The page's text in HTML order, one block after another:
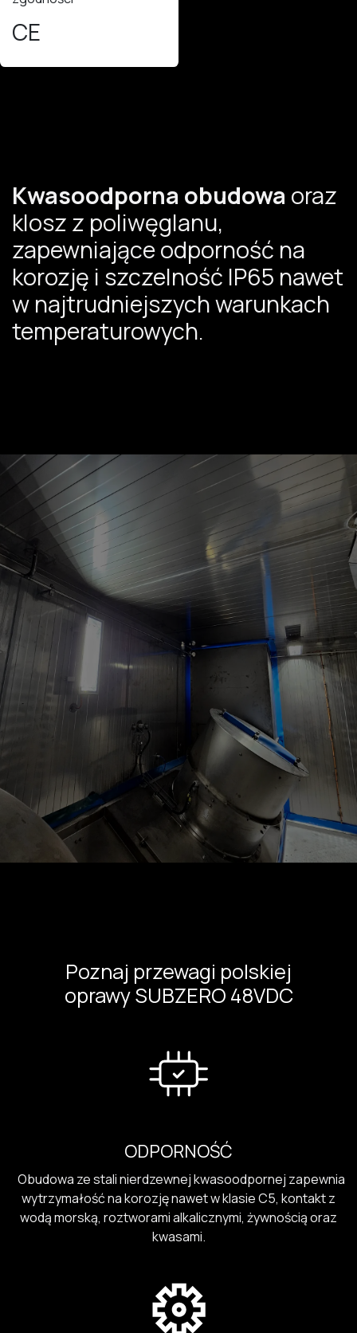
CE
Kwasoodporna obudowa oraz
klosz z poliwęglanu,
zapewniające odporność na
korozję i szczelność IP65 nawet
w najtrudniejszych warunkach
temperaturowych.
Poznaj przewagi polskiej
oprawy SUBZERO 48VDC
ODPORNOŚĆ
Obudowa ze stali nierdzewnej kwasoodpornej zapewnia
wytrzymałość na korozję nawet w klasie C5, kontakt z
wodą morską, roztworami alkalicznymi, żywnością oraz
kwasami.